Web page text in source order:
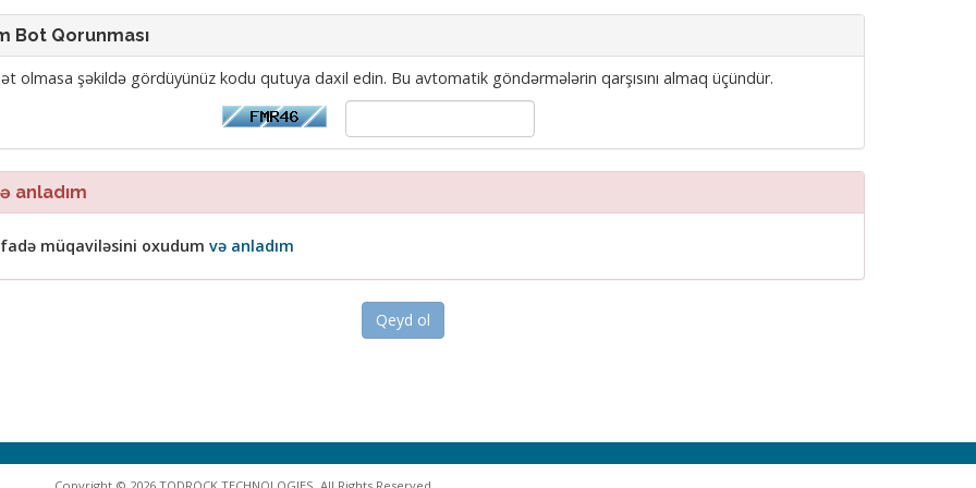
Bot Qorunması
olmasa şəkildə gördüyünüz kodu qutuya daxil edin. Bu avtomatik göndərmələrin qarşısını almaq üçündür.
anladım
müqaviləsini oxudum və anladım